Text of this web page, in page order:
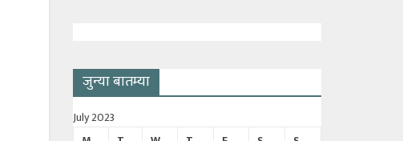
जुन्या बातम्या
July 2023